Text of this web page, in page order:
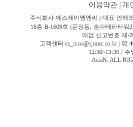
이용약관 개
주식회사 에스제이엠엔씨 | 대표 안해
16층 B-1609호 (문정동, 송파테라타워
매업 신고번호 제-
고객센터 cs_moa@sjmnc.co.kr |
12:30~13:30 /
AsiaN. ALL